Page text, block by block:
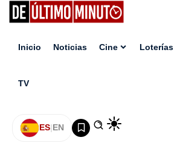
Inicio Noticias Cine Loterías
TV
ES|EN